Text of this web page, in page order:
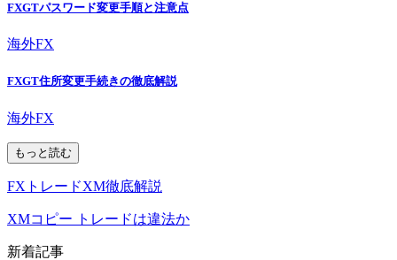
FXGTパスワード変更手順と注意点
海外FX
FXGT住所変更手続きの徹底解説
海外FX
もっと読む
FXトレードXM徹底解説
XMコピー トレードは違法か
新着記事